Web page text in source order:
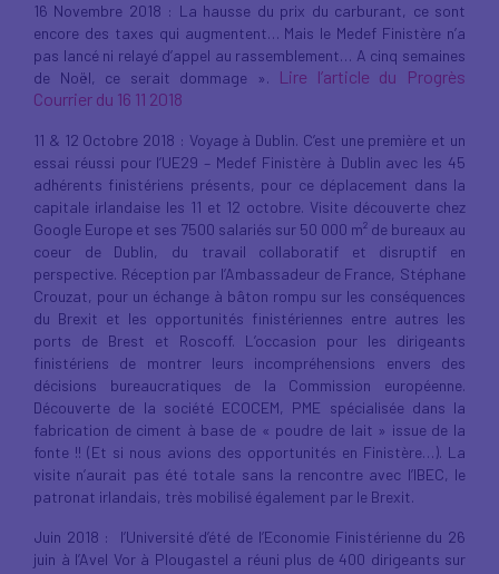
16 Novembre 2018 : La hausse du prix du carburant, ce sont
encore des taxes qui augmentent… Mais le Medef Finistère n’a
pas lancé ni relayé d’appel au rassemblement… A cinq semaines
de Noël, ce serait dommage ». Lire l’article du Progrès
Courrier du 16 11 2018
11 & 12 Octobre 2018 : Voyage à Dublin. C’est une première et un
essai réussi pour l’UE29 – Medef Finistère à Dublin avec les 45
adhérents finistériens présents, pour ce déplacement dans la
capitale irlandaise les 11 et 12 octobre. Visite découverte chez
Google Europe et ses 7500 salariés sur 50 000 m² de bureaux au
coeur de Dublin, du travail collaboratif et disruptif en
perspective. Réception par l’Ambassadeur de France, Stéphane
Crouzat, pour un échange à bâton rompu sur les conséquences
du Brexit et les opportunités finistériennes entre autres les
ports de Brest et Roscoff. L’occasion pour les dirigeants
finistériens de montrer leurs incompréhensions envers des
décisions bureaucratiques de la Commission européenne.
Découverte de la société ECOCEM, PME spécialisée dans la
fabrication de ciment à base de « poudre de lait » issue de la
fonte !! (Et si nous avions des opportunités en Finistère…). La
visite n’aurait pas été totale sans la rencontre avec l’IBEC, le
patronat irlandais, très mobilisé également par le Brexit.
Juin 2018 : l’Université d’été de l’Economie Finistérienne du 26
juin à l’Avel Vor à Plougastel a réuni plus de 400 dirigeants sur